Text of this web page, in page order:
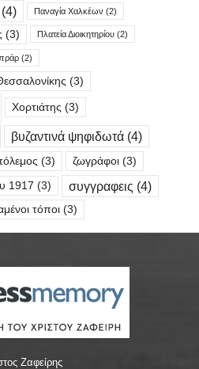
(4) Παναγία Χαλκέων (2)
(3) Πλατεία Διοικητηρίου (2)
(2)
(3)
Χορτιάτης (3)
βυζαντινά ψηφιδωτά (4)
(3) ζωγράφοι (3)
1917 (3) συγγραφεις (4)
τόποι (3)
Ζαφείρης